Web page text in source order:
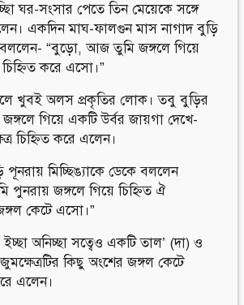
ঘর-সংসার পেতে তিন মেয়েকে সঙ্গে
একদিন মাঘ-ফালগুন মাস নাগাদ বুড়ি
বললেন- “বুড়ো, আজ তুমি জঙ্গলে গিয়ে
করে এসো।”
খুবই অলস প্রকৃতির লোক। তবু বুড়ির
গিয়ে একটি উর্বর জায়গা দেখে-
চিহ্নিত করে এলেন।
মিচ্ছিঙ্যাকে ডেকে বললেন
জঙ্গলে গিয়ে চিহ্নিত ঐ
কেটে এসো।”
অনিচ্ছা সত্বেও একটি তাল’ (দা) ও
কিছু অংশের জঙ্গল কেটে
এলেন।